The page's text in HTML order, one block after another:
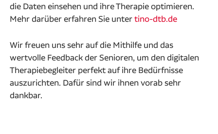
die Daten einsehen und ihre Therapie optimieren.
Mehr darüber erfahren Sie untertino-dtb.de
Wir freuen uns sehr auf die Mithilfe und das
wertvolle Feedback der Senioren, um den digitalen
Therapiebegleiter perfekt auf ihre Bedürfnisse
auszurichten. Dafür sind wir ihnen vorab sehr
dankbar.